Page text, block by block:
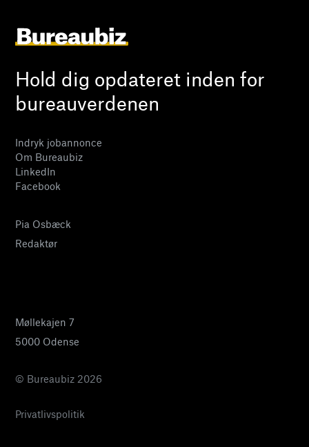
Hold dig opdateret inden for
bureauverdenen
Indryk jobannonce
Om Bureaubiz
LinkedIn
Facebook
Pia Osbæck
Redaktør
Møllekajen 7
5000 Odense
© Bureaubiz 2026
Privatlivspolitik